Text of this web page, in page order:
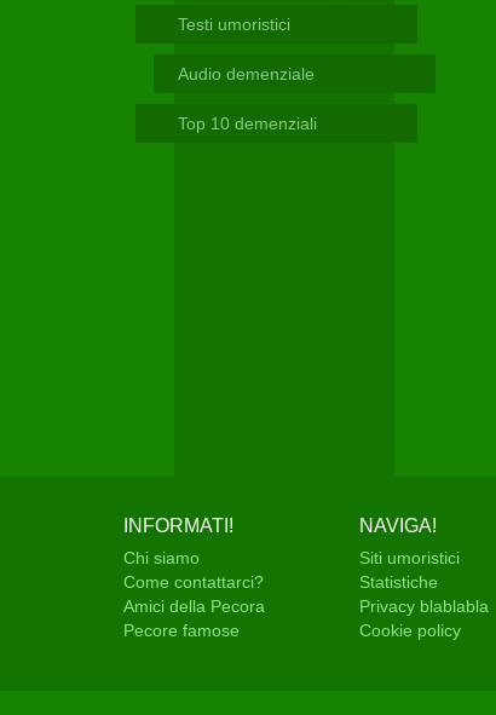
Testi umoristici
Audio demenziale
Top 10 demenziali
INFORMATI!
Chi siamo
Come contattarci?
Amici della Pecora
Pecore famose
NAVIGA!
Siti umoristici
Statistiche
Privacy blablabla
Cookie policy